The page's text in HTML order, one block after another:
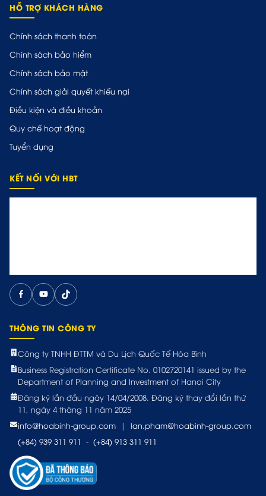
HỖ TRỢ KHÁCH HÀNG
Chính sách thanh toán
Chính sách bảo hiểm
Chính sách bảo mật
Chính sách giải quyết khiếu nại
Điều kiện và điều khoản
Quy chế hoạt động
Tuyển dụng
KẾT NỐI VỚI HBT
THÔNG TIN CÔNG TY
Công ty TNHH ĐTTM và Du Lịch Quốc Tế Hòa Bình
Business Registration Certificate No. 0102720141 issued by the
Department of Planning and Investment of Hanoi City
Đăng ký lần đầu ngày 14/04/2008. Đăng ký thay đổi lần thứ
11, ngày 4 tháng 11 năm 2025
info@hoabinh-group.com
|
lan.pham@hoabinh-group.com
(+84) 939 311 911 - (+84) 913 311 911